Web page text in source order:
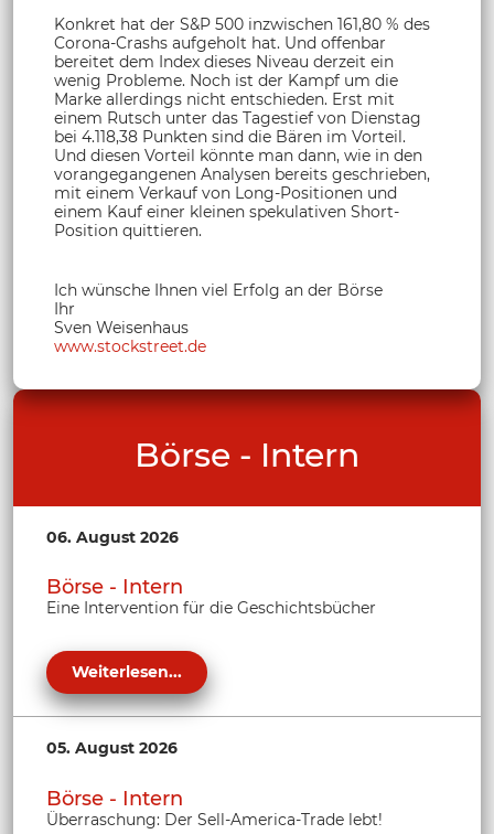
Konkret hat der S&P 500 inzwischen 161,80 % des
Corona-Crashs aufgeholt hat. Und offenbar
bereitet dem Index dieses Niveau derzeit ein
wenig Probleme. Noch ist der Kampf um die
Marke allerdings nicht entschieden. Erst mit
einem Rutsch unter das Tagestief von Dienstag
bei 4.118,38 Punkten sind die Bären im Vorteil.
Und diesen Vorteil könnte man dann, wie in den
vorangegangenen Analysen bereits geschrieben,
mit einem Verkauf von Long-Positionen und
einem Kauf einer kleinen spekulativen Short-
Position quittieren.
Ich wünsche Ihnen viel Erfolg an der Börse
Ihr
Sven Weisenhaus
www.stockstreet.de
Börse - Intern
06. August 2026
Börse - Intern
Eine Intervention für die Geschichtsbücher
Weiterlesen...
05. August 2026
Börse - Intern
Überraschung: Der Sell-America-Trade lebt!